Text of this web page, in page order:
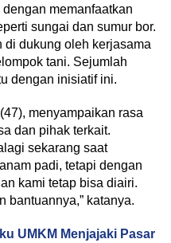
memanfaatkan
sungai dan sumur bor.
dukung oleh kerjasama
tani. Sejumlah
dengan inisiatif ini.
menyampaikan rasa
dan pihak terkait.
sekarang saat
padi, tetapi dengan
kami tetap bisa diairi.
bantuannya,” katanya.
UMKM Menjajaki Pasar